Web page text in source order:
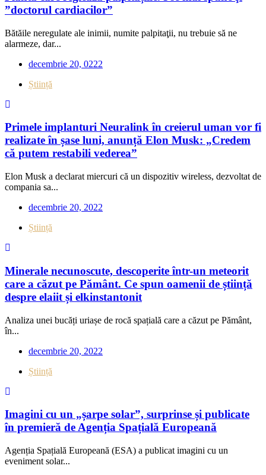
”doctorul cardiacilor”
Bătăile neregulate ale inimii, numite palpitaţii, nu trebuie să ne
alarmeze, dar...
decembrie 20, 0222
Știință
Primele implanturi Neuralink în creierul uman vor fi
realizate în șase luni, anunță Elon Musk: „Credem
că putem restabili vederea”
Elon Musk a declarat miercuri că un dispozitiv wireless, dezvoltat de
compania sa...
decembrie 20, 2022
Știință
Minerale necunoscute, descoperite într-un meteorit
care a căzut pe Pământ. Ce spun oamenii de știință
despre elaiit și elkinstantonit
Analiza unei bucăți uriașe de rocă spațială care a căzut pe Pământ,
în...
decembrie 20, 2022
Știință
Imagini cu un „șarpe solar”, surprinse și publicate
în premieră de Agenția Spațială Europeană
Agenția Spațială Europeană (ESA) a publicat imagini cu un
eveniment solar...